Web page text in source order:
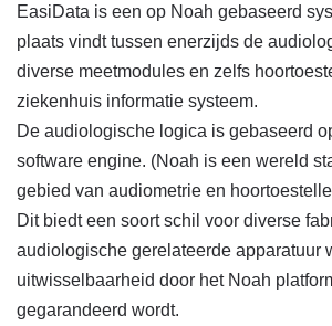
EasiData is een op Noah gebaseerd
plaats vindt tussen enerzijds de
diverse meetmodules en zelfs
ziekenhuis informatie systeem.
De audiologische logica is gebaseerd
software engine. (Noah is een wereld
gebied van audiometrie en
Dit biedt een soort schil voor diverse
audiologische gerelateerde apparatuur
uitwisselbaarheid door het Noah
gegarandeerd wordt.